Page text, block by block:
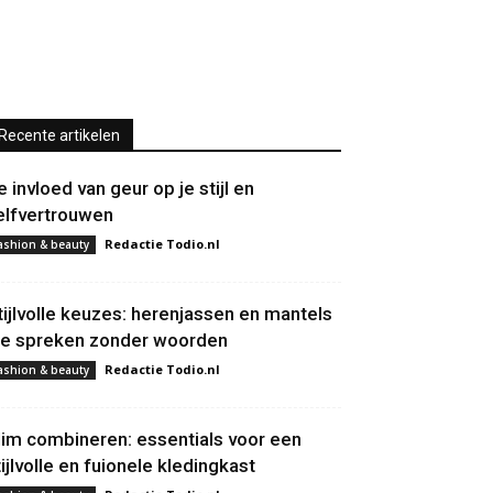
Recente artikelen
invloed van geur op je stijl en
& beauty Redactie Todio.nl
keuzes: herenjassen en mantels
spreken zonder woorden
& beauty Redactie Todio.nl
combineren: essentials voor een
en fuionele kledingkast